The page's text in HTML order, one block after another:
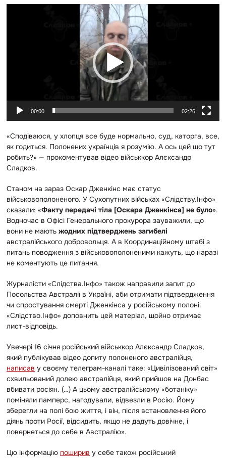
р
в
а
ч
00:00 02:26
«Сподіваюся, у хлопця все буде нормально, суд, каторга, все,
як годиться. Полонених українців я розумію. А ось цей що тут
робить?» — прокоментував відео військкор Алєксандр
Сладков.
Станом на зараз Оскар Дженкінс має статус
військовополоненого. У Сухопутних військах «Слідству.Інфо»
сказали: «Факту передачі тіла [Оскара Дженкінса] не було».
Водночас в Офісі Генерального прокурора зауважили, що
вони не мають жодних підтверджень загибелі
австралійського добровольця. А в Координаційному штабі з
питань поводження з військовополоненими кажуть, що наразі
не коментують це питання.
Журналісти «Слідства.Інфо» також направили запит до
Посольства Австралії в Україні, аби отримати підтвердження
чи спростування смерті Дженкінса у російському полоні.
«Слідство.Інфо» доповнить цей матеріал, щойно отримає
лист-відповідь.
Увечері 16 січня російський військкор Алєксандр Сладков,
який публікував відео допиту полоненого австралійця,
написав у своєму телеграм-каналі таке: «Цивілізований світ»
схвильований долею австралійця, який прийшов на Донбас
вбивати росіян. (…) А цьому австралійському «ботаніку»
поміняли памперс, нагодували, відвезли в Росію. Йому
зберегли на полі бою життя, і він, після встановлення його
діянь проти Росії, відсидить, якщо не дадуть довічне, і
повернеться до себе в Австралію».
Цю інформацію поширив у себе також російський